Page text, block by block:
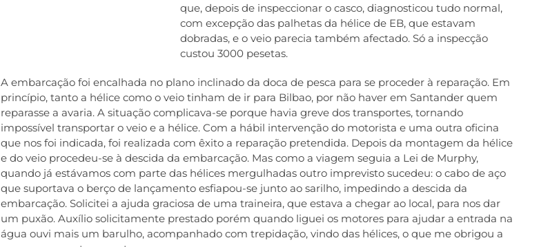
que, depois de inspeccionar o casco, diagnosticou tudo normal,
com excepção das palhetas da hélice de EB, que estavam
dobradas, e o veio parecia também afectado. Só a inspecção
custou 3000 pesetas.
A embarcação foi encalhada no plano inclinado da doca de pesca para se proceder à reparação. Em
princípio, tanto a hélice como o veio tinham de ir para Bilbao, por não haver em Santander quem
reparasse a avaria. A situação complicava-se porque havia greve dos transportes, tornando
impossível transportar o veio e a hélice. Com a hábil intervenção do motorista e uma outra oficina
que nos foi indicada, foi realizada com êxito a reparação pretendida. Depois da montagem da hélice
e do veio procedeu-se à descida da embarcação. Mas como a viagem seguia a Lei de Murphy,
quando já estávamos com parte das hélices mergulhadas outro imprevisto sucedeu: o cabo de aço
que suportava o berço de lançamento esfiapou-se junto ao sarilho, impedindo a descida da
embarcação. Solicitei a ajuda graciosa de uma traineira, que estava a chegar ao local, para nos dar
um puxão. Auxílio solicitamente prestado porém quando liguei os motores para ajudar a entrada na
água ouvi mais um barulho, acompanhado com trepidação, vindo das hélices, o que me obrigou a